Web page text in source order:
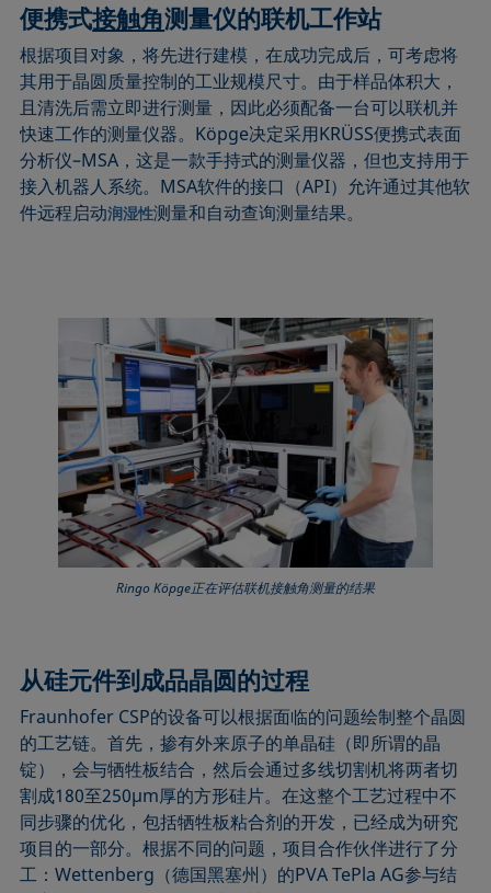
便携式接触角测量仪的联机工作站
根据项目对象，将先进行建模，在成功完成后，可考虑将
其用于晶圆质量控制的工业规模尺寸。由于样品体积大，
且清洗后需立即进行测量，因此必须配备一台可以联机并
快速工作的测量仪器。Köpge决定采用KRÜSS便携式表面
分析仪–MSA，这是一款手持式的测量仪器，但也支持用于
接入机器人系统。MSA软件的接口（API）允许通过其他软
件远程启动润湿性测量和自动查询测量结果。
Ringo Köpge正在评估联机接触角测量的结果
从硅元件到成品晶圆的过程
Fraunhofer CSP的设备可以根据面临的问题绘制整个晶圆
的工艺链。首先，掺有外来原子的单晶硅（即所谓的晶
锭），会与牺牲板结合，然后会通过多线切割机将两者切
割成180至250µm厚的方形硅片。在这整个工艺过程中不
同步骤的优化，包括牺牲板粘合剂的开发，已经成为研究
项目的一部分。根据不同的问题，项目合作伙伴进行了分
工：Wettenberg（德国黑塞州）的PVA TePla AG参与结